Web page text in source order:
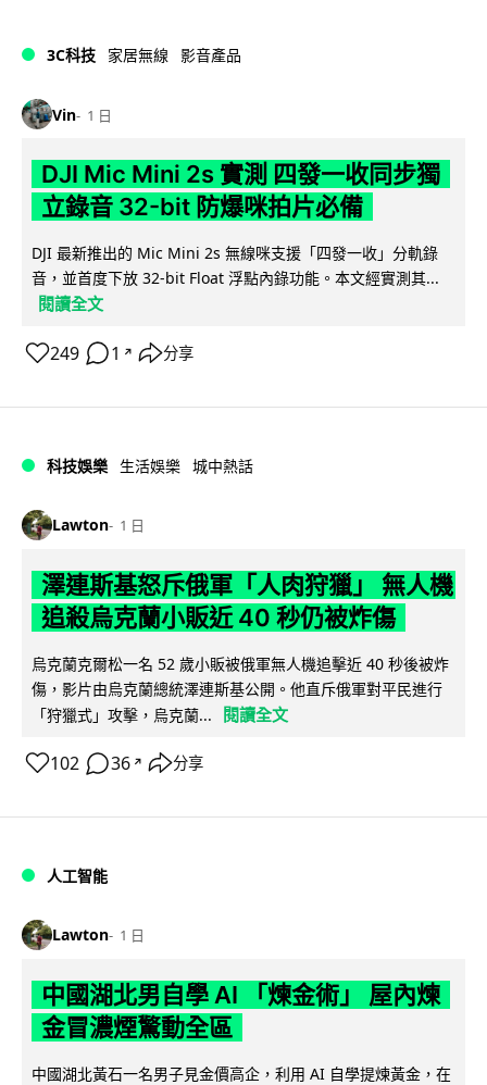
3C科技 家居無線 影音產品
Vin 1 日
DJI Mic Mini 2s 實測 四發一收同步獨
立錄音 32-bit 防爆咪拍片必備
DJI 最新推出的 Mic Mini 2s 無線咪支援「四發一收」分軌錄
音，並首度下放 32-bit Float 浮點內錄功能。本文經實測其...
閱讀全文
249 1 ↗ 分享
科技娛樂 生活娛樂 城中熱話
Lawton 1 日
澤連斯基怒斥俄軍「人肉狩獵」 無人機
追殺烏克蘭小販近 40 秒仍被炸傷
烏克蘭克爾松一名 52 歲小販被俄軍無人機追擊近 40 秒後被炸
傷，影片由烏克蘭總統澤連斯基公開。他直斥俄軍對平民進行
「狩獵式」攻擊，烏克蘭...
閱讀全文
102 36 ↗ 分享
人工智能
Lawton 1 日
中國湖北男自學 AI 「煉金術」 屋內煉
金冒濃煙驚動全區
中國湖北黃石一名男子見金價高企，利用 AI 自學提煉黃金，在